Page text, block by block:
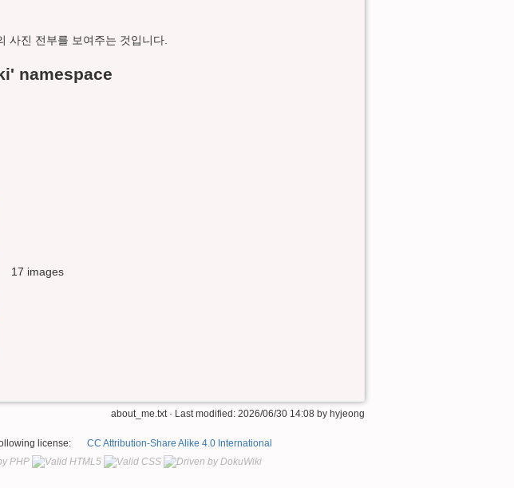
사진 전부를 보여주는 것입니다.
namespace
17 images
about_me.txt· Last modified: 2026/06/30 14:08 by hyjeong
license: CC Attribution-Share Alike 4.0 International